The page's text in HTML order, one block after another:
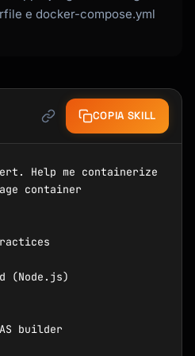
e docker-compose.yml
COPIA SKILL
Help me containerize
container
(Node.js)
builder